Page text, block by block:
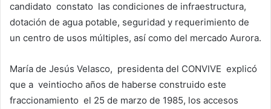
candidato constato las condiciones de infraestructura,
dotación de agua potable, seguridad y requerimiento de
un centro de usos múltiples, así como del mercado Aurora.
María de Jesús Velasco, presidenta del CONVIVE explicó
que a veintiocho años de haberse construido este
fraccionamiento el 25 de marzo de 1985, los accesos